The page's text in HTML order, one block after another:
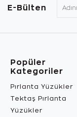
E-Bülten
Popüler
Kategoriler
Pırlanta Yüzükler
Tektaş Pırlanta
Yüzükler